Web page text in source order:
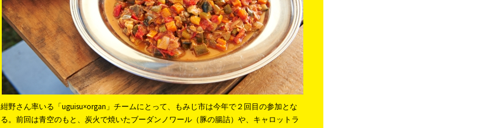
紺野さん率いる「uguisu×organ」チームにとって、もみじ市は今年で２回目の参加とな
る。前回は青空のもと、炭火で焼いたブーダンノワール（豚の腸詰）や、キャロットラ